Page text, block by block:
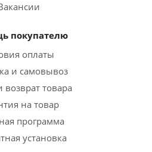
покупателю
оплаты
и самовывоз
товара
на товар
программа
установка